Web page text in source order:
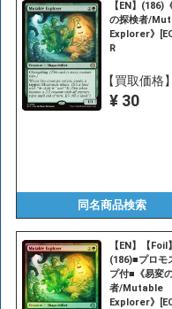
【EN】(186)
の探検者/
Explorer》
R
【買取価格】
¥ 30
同名商品検索
【EN】【Foil】
(186)■プロモ
プ付■《易変
者/Mutable
Explorer》